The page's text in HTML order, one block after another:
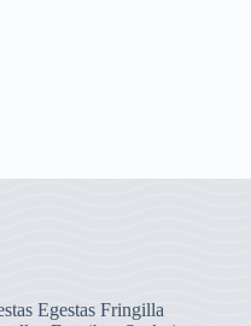
Egestas Fringilla